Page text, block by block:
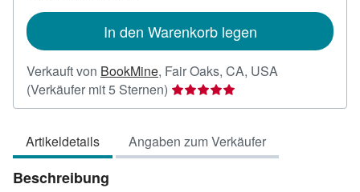
In den Warenkorb legen
Verkauft von BookMine, Fair Oaks, CA, USA
(Verkäufer mit 5 Sternen) Verkäuferbewertung
5
5
Sternen
Artikeldetails Angaben zum Verkäufer
Beschreibung